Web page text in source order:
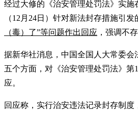
经过大修的《治安管理处罚法》实施
（12月24日）针对新法封存措施引发
（毒）了”等问题作出回应 ，强调不
据新华社消息，中国全国人大常委会
五个方面，对《治安管理处罚法》第
应。
回应称，实行治安违法记录封存制度